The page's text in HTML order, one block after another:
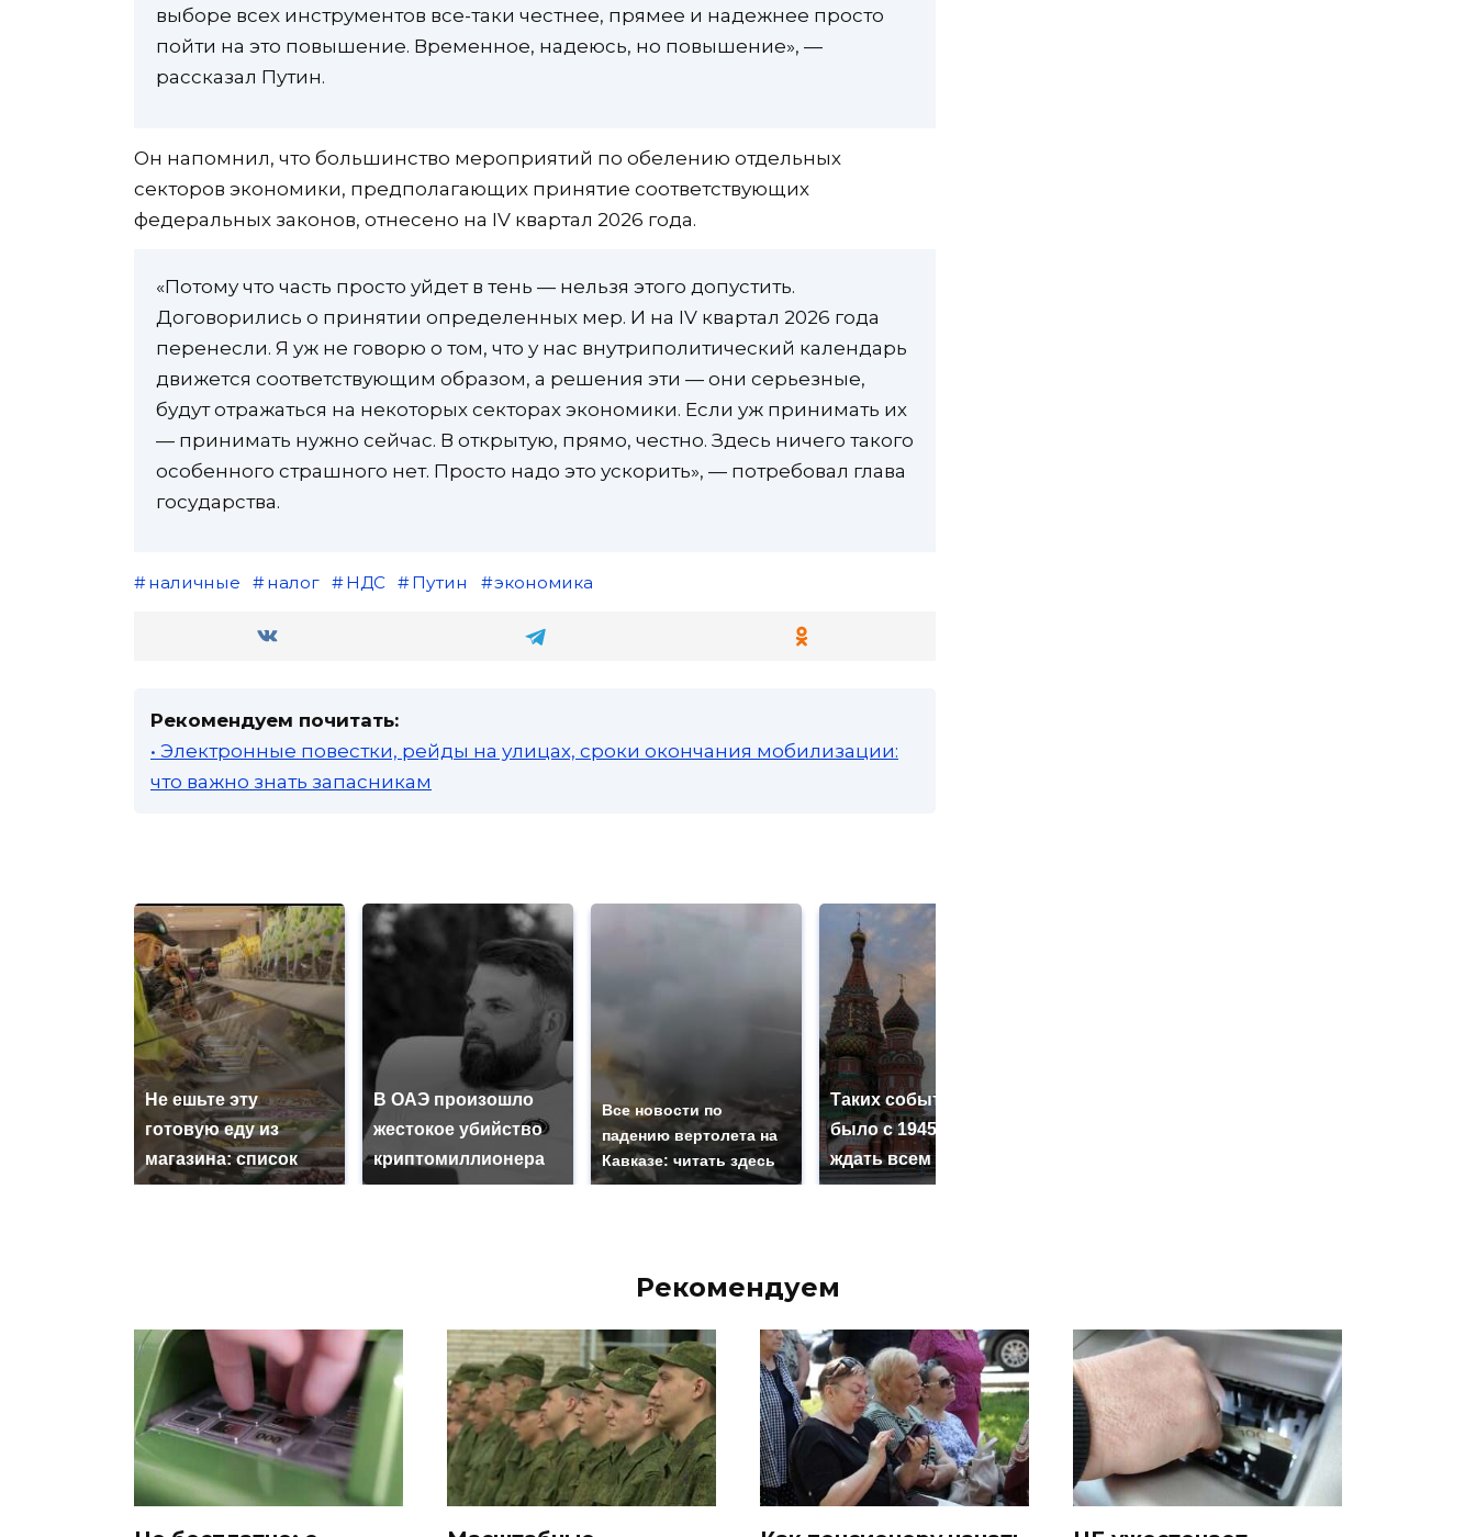
выборе всех инструментов все-таки честнее, прямее и надежнее просто
пойти на это повышение. Временное, надеюсь, но повышение», —
рассказал Путин.
Он напомнил, что большинство мероприятий по обелению отдельных
секторов экономики, предполагающих принятие соответствующих
федеральных законов, отнесено на IV квартал 2026 года.
«Потому что часть просто уйдет в тень — нельзя этого допустить.
Договорились о принятии определенных мер. И на IV квартал 2026 года
перенесли. Я уж не говорю о том, что у нас внутриполитический календарь
движется соответствующим образом, а решения эти — они серьезные,
будут отражаться на некоторых секторах экономики. Если уж принимать их
— принимать нужно сейчас. В открытую, прямо, честно. Здесь ничего такого
особенного страшного нет. Просто надо это ускорить», — потребовал глава
государства.
наличные налог НДС Путин экономика
Рекомендуем почитать:
• Электронные повестки, рейды на улицах, сроки окончания мобилизации:
что важно знать запасникам
Не ешьте эту
готовую еду из
магазина: список
В ОАЭ произошло
жестокое убийство
криптомиллионера
Все новости по
падению вертолета на
Кавказе: читать здесь
Таких событий не
было с 1945: чего
ждать всем нам?
Рекомендуем